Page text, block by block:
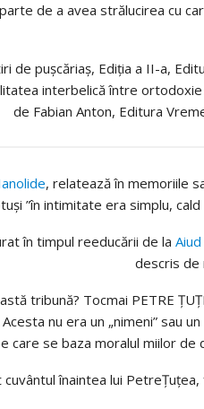
de a avea strălucirea cu
de pușcăriaș, Ediția a II-a,
interbelică între
de Fabian Anton, Editura
, relatează în memoriile
”în intimitate era simplu,
în timpul reeducării de la Aiud
descris de
tribună? Tocmai PETRE
nu era un „nimeni” sau un
care se baza moralul miilor de
cuvântul înaintea lui